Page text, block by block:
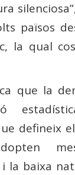
països
la qual
que la
defineix
i la baixa